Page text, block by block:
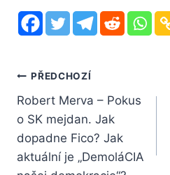
Navigace
pro
příspěvek
PŘEDCHOZÍ
Robert Merva – Pokus
o SK mejdan. Jak
dopadne Fico? Jak
aktuální je „DemoláCIA